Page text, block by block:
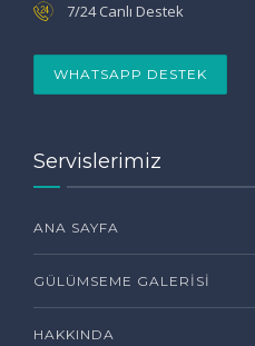
7/24 Canlı Destek
WHATSAPP DESTEK
Servislerimiz
ANA SAYFA
GÜLÜMSEME GALERISI
HAKKINDA